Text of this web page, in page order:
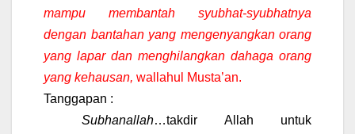
mampu membantah syubhat-syubhatnya
dengan bantahan yang mengenyangkan orang
yang lapar dan menghilangkan dahaga orang
yang kehausan, wallahul Musta’an.
Tanggapan :
Subhanallah…takdir Allah untuk